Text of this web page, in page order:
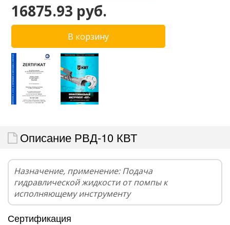
16875.93 руб.
Описание РВД-10 КВТ
Назначение, применение: Подача
гидравлической жидкости от помпы к
исполняющему инструменту
Сертификация